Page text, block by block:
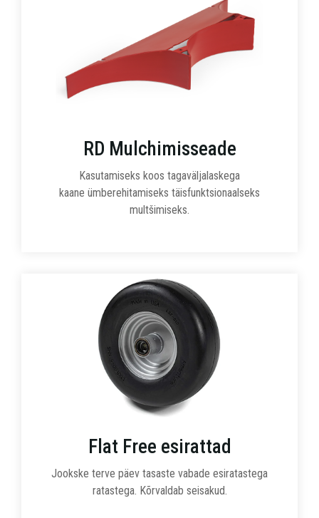
RD Mulchimisseade
Kasutamiseks koos tagaväljalaskega
kaane ümberehitamiseks täisfunktsionaalseks
multšimiseks.
Flat Free esirattad
Jookske terve päev tasaste vabade esiratastega
ratastega. Kõrvaldab seisakud.